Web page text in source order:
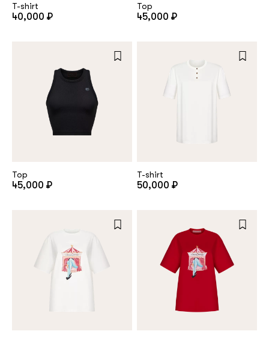
T-shirt
40,000 ₽
Top
45,000 ₽
Top
45,000 ₽
T-shirt
50,000 ₽